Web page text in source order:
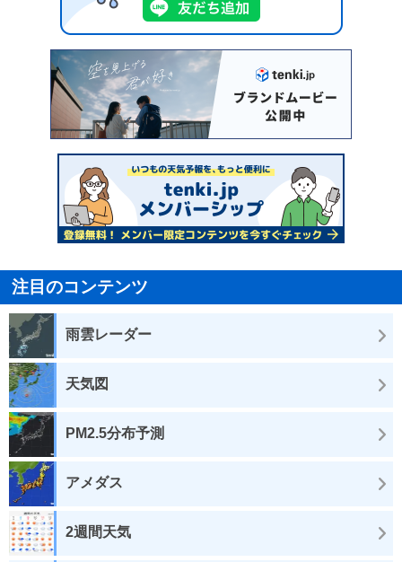
注目のコンテンツ
雨雲レーダー
天気図
PM2.5分布予測
アメダス
2週間天気